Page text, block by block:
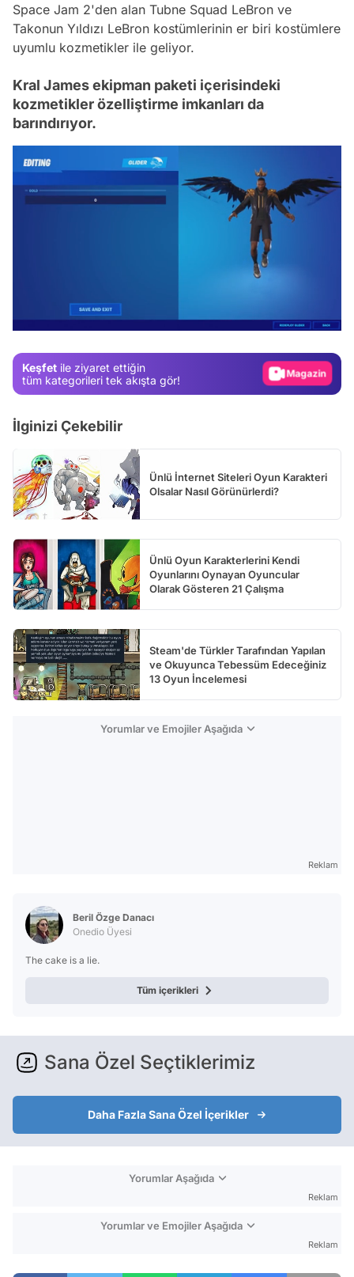
Space Jam 2'den alan Tubne Squad LeBron ve
Takonun Yıldızı LeBron kostümlerinin er biri kostümlere
uyumlu kozmetikler ile geliyor.
Kral James ekipman paketi içerisindeki
kozmetikler özelliştirme imkanları da
barındırıyor.
Keşfet ile ziyaret ettiğin
tüm kategorileri tek akışta gör!
Gündem
Video
İlginizi Çekebilir
Ünlü İnternet Siteleri Oyun Karakteri
Olsalar Nasıl Görünürlerdi?
Ünlü Oyun Karakterlerini Kendi
Oyunlarını Oynayan Oyuncular
Olarak Gösteren 21 Çalışma
Steam'de Türkler Tarafından Yapılan
ve Okuyunca Tebessüm Edeceğiniz
13 Oyun İncelemesi
Yorumlar ve Emojiler Aşağıda
Reklam
Beril Özge Danacı
Onedio Üyesi
The cake is a lie.
Tüm içerikleri
Sana Özel Seçtiklerimiz
Daha Fazla Sana Özel İçerikler
Yorumlar Aşağıda
Reklam
Yorumlar ve Emojiler Aşağıda
Reklam